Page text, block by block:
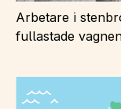
Arbetare i
fullastade